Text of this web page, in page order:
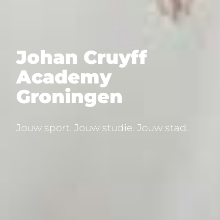
Johan Cruyff
Academy
Groningen
Jouw sport. Jouw studie. Jouw stad.